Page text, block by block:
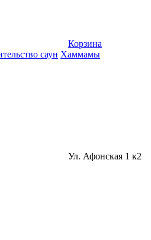
Корзина
саун Хаммамы
Ул. Афонская 1 к2